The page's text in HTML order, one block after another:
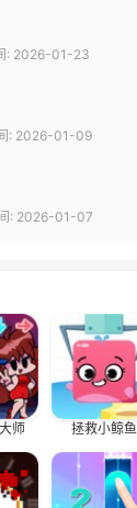
: 2026-01-23
: 2026-01-09
: 2026-01-07
师 拯救小鲸鱼